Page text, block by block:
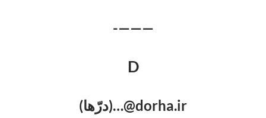
———-
D
dorha.ir@…(درّها)